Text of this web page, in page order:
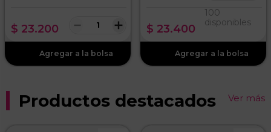
ENVIAR COMENTARIO
$ 23.200 ＋
－ $ 23.400
100
disponibles
Productos destacados Ver más